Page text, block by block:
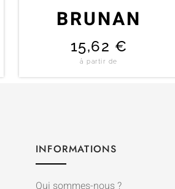
BRUNAN
15,62 €
à partir de
INFORMATIONS